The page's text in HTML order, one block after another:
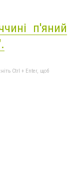
п'яний
Ctrl + Enter, щоб